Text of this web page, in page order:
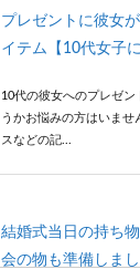
プレゼントに彼女
イテム【10代女子に
10代の彼女へのプレゼ
うかお悩みの方はいませ
スなどの記...
結婚式当日の持ち
会の物も準備しま